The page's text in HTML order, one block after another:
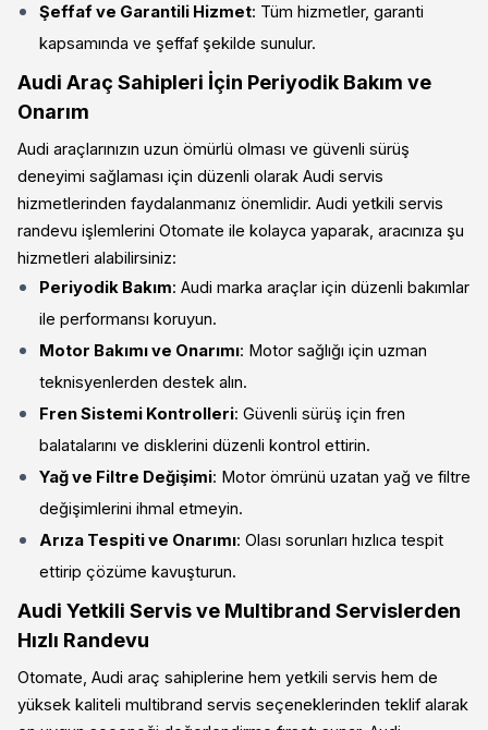
Şeffaf ve Garantili Hizmet: Tüm hizmetler, garanti
kapsamında ve şeffaf şekilde sunulur.
Audi Araç Sahipleri İçin Periyodik Bakım ve
Onarım
Audi araçlarınızın uzun ömürlü olması ve güvenli sürüş
deneyimi sağlaması için düzenli olarak Audi servis
hizmetlerinden faydalanmanız önemlidir. Audi yetkili servis
randevu işlemlerini Otomate ile kolayca yaparak, aracınıza şu
hizmetleri alabilirsiniz:
Periyodik Bakım: Audi marka araçlar için düzenli bakımlar
ile performansı koruyun.
Motor Bakımı ve Onarımı: Motor sağlığı için uzman
teknisyenlerden destek alın.
Fren Sistemi Kontrolleri: Güvenli sürüş için fren
balatalarını ve disklerini düzenli kontrol ettirin.
Yağ ve Filtre Değişimi: Motor ömrünü uzatan yağ ve filtre
değişimlerini ihmal etmeyin.
Arıza Tespiti ve Onarımı: Olası sorunları hızlıca tespit
ettirip çözüme kavuşturun.
Audi Yetkili Servis ve Multibrand Servislerden
Hızlı Randevu
Otomate, Audi araç sahiplerine hem yetkili servis hem de
yüksek kaliteli multibrand servis seçeneklerinden teklif alarak